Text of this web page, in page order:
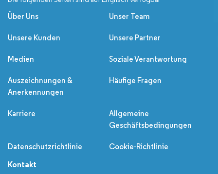
Über Uns Unser Team
Unsere Kunden Unsere Partner
Medien Soziale Verantwortung
Auszeichnungen &
Anerkennungen
Häufige Fragen
Karriere
Allgemeine
Geschäftsbedingungen
Datenschutzrichtlinie Cookie-Richtlinie
Kontakt